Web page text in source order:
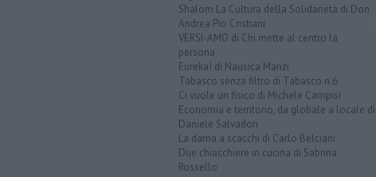
Shalom La Cultura della Solidarietà di Don
Andrea Pio Cristiani
VERSI-AMO di Chi mette al centro la
persona
Eureka! di Nausica Manzi
Tabasco senza filtro di Tabasco n.6
Ci vuole un fisico di Michele Campisi
Economia e territorio, da globale a locale di
Daniele Salvadori
La dama a scacchi di Carlo Belciani
Due chiacchiere in cucina di Sabrina
Rossello